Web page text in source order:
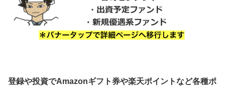
登録や投資でAmazonギフト券や楽天ポイントなど各種ポ